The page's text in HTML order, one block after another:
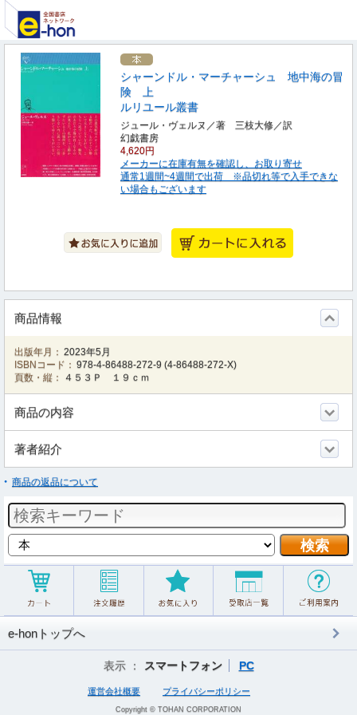
シャーンドル・マーチャーシュ 地中海の冒
険 上
ルリユール叢書
ジュール・ヴェルヌ／著 三枝大修／訳
幻戯書房
4,620円
メーカーに在庫有無を確認し、お取り寄せ
通常1週間~4週間で出荷 ※品切れ等で入手できな
い場合もございます
商品情報
出版年月： 2023年5月
ISBNコード： 978-4-86488-272-9 (4-86488-272-X)
頁数・縦：
４５３Ｐ １９ｃｍ
商品の内容
著者紹介
商品の返品について
e-honトップへ
表示 ： スマートフォン PC
運営会社概要 プライバシーポリシー
Copyright © TOHAN CORPORATION